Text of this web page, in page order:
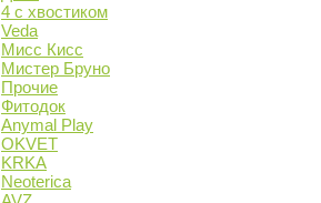
4 с хвостиком
Veda
Мисс Кисс
Мистер Бруно
Прочие
Фитодок
Anymal Play
OKVET
KRKA
Neoterica